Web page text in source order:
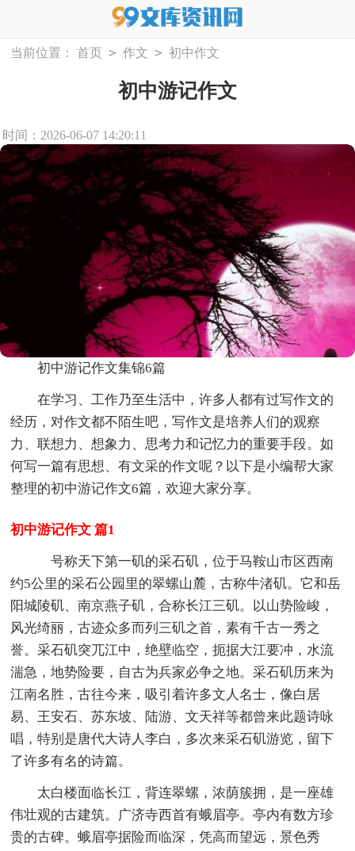
当前位置： 首页 > 作文 > 初中作文
初中游记作文
时间：2026-06-07 14:20:11
初中游记作文集锦6篇
在学习、工作乃至生活中，许多人都有过写作文的
经历，对作文都不陌生吧，写作文是培养人们的观察
力、联想力、想象力、思考力和记忆力的重要手段。如
何写一篇有思想、有文采的作文呢？以下是小编帮大家
整理的初中游记作文6篇，欢迎大家分享。
初中游记作文 篇1
号称天下第一矶的采石矶，位于马鞍山市区西南
约5公里的采石公园里的翠螺山麓，古称牛渚矶。它和岳
阳城陵矶、南京燕子矶，合称长江三矶。以山势险峻，
风光绮丽，古迹众多而列三矶之首，素有千古一秀之
誉。采石矶突兀江中，绝壁临空，扼据大江要冲，水流
湍急，地势险要，自古为兵家必争之地。采石矶历来为
江南名胜，古往今来，吸引着许多文人名士，像白居
易、王安石、苏东坡、陆游、文天祥等都曾来此题诗咏
唱，特别是唐代大诗人李白，多次来采石矶游览，留下
了许多有名的诗篇。
太白楼面临长江，背连翠螺，浓荫簇拥，是一座雄
伟壮观的古建筑。广济寺西首有蛾眉亭。亭内有数方珍
贵的古碑。蛾眉亭据险而临深，凭高而望远，景色秀